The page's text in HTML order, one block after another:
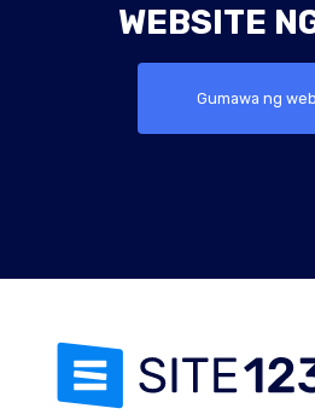
WEBSITE
Gumawa ng